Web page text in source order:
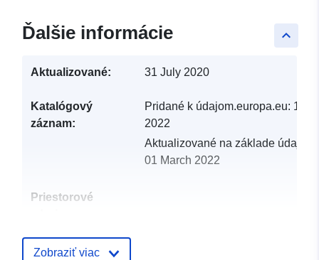
keyboard_arrow_up
Ďalšie informácie
Aktualizované: 31 July 2020
Katalógový
záznam:
Pridané k údajom.europa.eu: 19
2022
Aktualizované na základe
01 March 2022
Priestorové
Identifikátory:
Zobraziť viac